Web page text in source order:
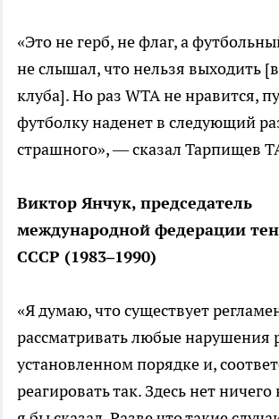
«Это не герб, не флаг, а
не слышал, что нельзя выходить
клуба]. Но раз WTA не нравится,
футболку наденет в следующий
страшного», — сказал Тарпищев
Виктор Янчук, председатель
международной федерации
СССР (1983–1990)
«Я думаю, что существует
рассматривать любые нарушения
установленном порядке и,
реагировать так. Здесь нет